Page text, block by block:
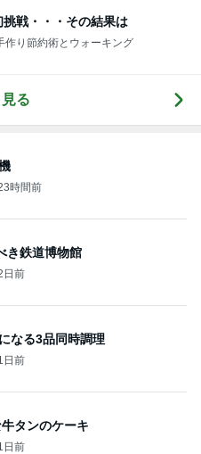
挑戦・・・その結果は
作り節約術とウォーキング
る
時間前
き鉄道博物館
日前
なる3品同時調理
日前
タンのケーキ
日前